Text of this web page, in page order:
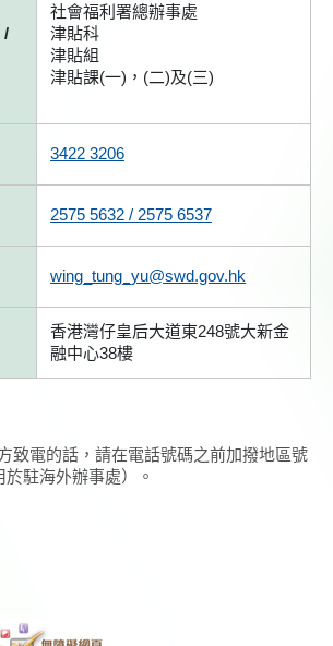
/
社會福利署總辦事處
津貼科
津貼組
津貼課(一)，(二)及(三)
3422 3206
2575 5632 / 2575 6537
wing_tung_yu@swd.gov.hk
香港灣仔皇后大道東248號大新金
融中心38樓
致電的話，請在電話號碼之前加撥地區號
駐海外辦事處）。